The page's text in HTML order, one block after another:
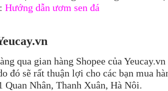
Hướng dẫn ươm sen đá
.vn
qua gian hàng Shopee của Yeucay.vn
đó sẽ rất thuận lợi cho các bạn mua
Nhân, Thanh Xuân, Hà Nôi.